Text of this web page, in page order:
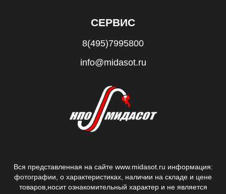
СЕРВИС
8(495)7995800
info@midasot.ru
Вся представленная на сайте www.midasot.ru информация:
фотографии, о характеристиках, наличии на складе и цене
товаров, носит ознакомительный характер и не является